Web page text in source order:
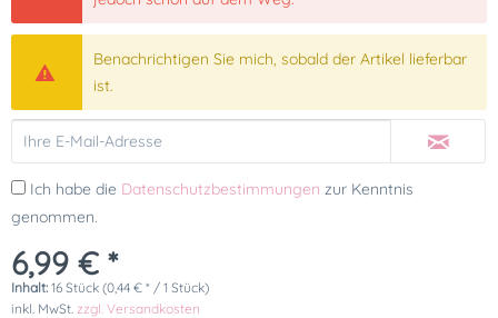
Benachrichtigen Sie mich, sobald der Artikel lieferbar
ist.
Ich habe die Datenschutzbestimmungen zur Kenntnis
genommen.
6,99 € *
Inhalt: 16 Stück (0,44 € * / 1 Stück)
inkl. MwSt. zzgl. Versandkosten